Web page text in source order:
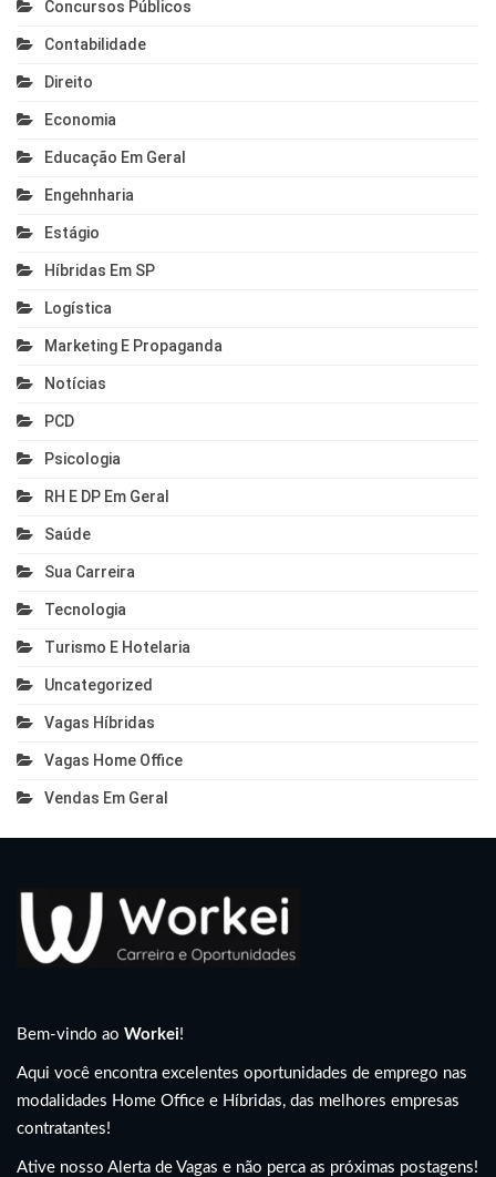
Concursos Públicos
Contabilidade
Direito
Economia
Educação Em Geral
Engehnharia
Estágio
Híbridas Em SP
Logística
Marketing E Propaganda
Notícias
PCD
Psicologia
RH E DP Em Geral
Saúde
Sua Carreira
Tecnologia
Turismo E Hotelaria
Uncategorized
Vagas Híbridas
Vagas Home Office
Vendas Em Geral
Bem-vindo ao Workei!
Aqui você encontra excelentes oportunidades de emprego nas
modalidades Home Office e Híbridas, das melhores empresas
contratantes!
Ative nosso Alerta de Vagas e não perca as próximas postagens!